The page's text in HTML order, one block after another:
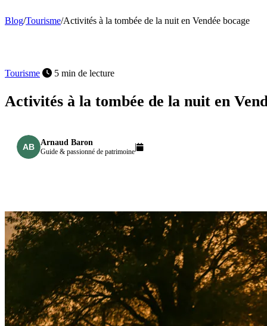
Blog/Tourisme/Activités à la tombée de la nuit en Vendée bocage
Tourisme 5 min de lecture
Activités à la tombée de la nuit en
Arnaud Baron
Guide & passionné de patrimoine|